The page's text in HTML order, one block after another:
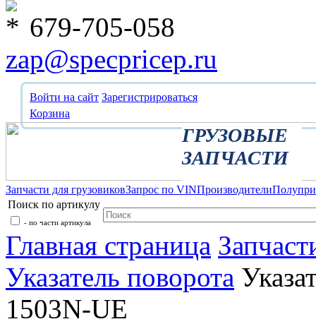
679-705-058
zap@specpricep.ru
Войти на сайт Зарегистрироваться
Корзина
ГРУЗОВЫЕ
ЗАПЧАСТИ
Запчасти для грузовиковЗапрос по VINПроизводители
Поиск по артикулу
- по части артикула
Главная страница
Указатель поворота
1503N-UE